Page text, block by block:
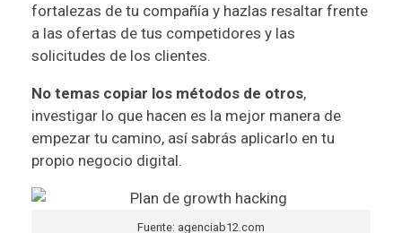
fortalezas de tu compañía y hazlas resaltar frente
a las ofertas de tus competidores y las
solicitudes de los clientes.
No temas copiar los métodos de otros,
investigar lo que hacen es la mejor manera de
empezar tu camino, así sabrás aplicarlo en tu
propio negocio digital.
Fuente: agenciab12.com